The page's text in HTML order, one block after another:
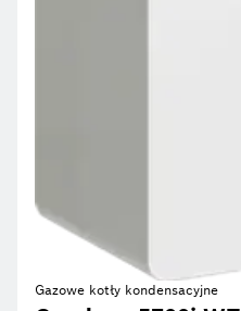
Gazowe kotły kondensacyjne